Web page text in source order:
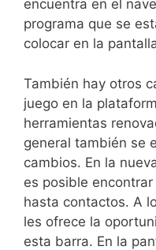
encuentra en el
programa que se
colocar en la
También hay otros
juego en la
herramientas
general también se
cambios. En la
es posible
hasta contactos. A
les ofrece la
esta barra. En la